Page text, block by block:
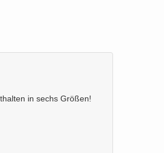
in sechs Größen!